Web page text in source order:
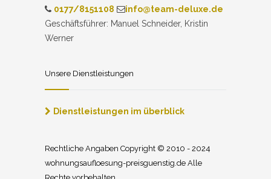
0177/8151108
info@team-deluxe.de
Geschäftsführer: Manuel Schneider, Kristin
Werner
Unsere Dienstleistungen
Dienstleistungen im überblick
Rechtliche Angaben Copyright © 2010 - 2024
wohnungsaufloesung-preisguenstig.de Alle